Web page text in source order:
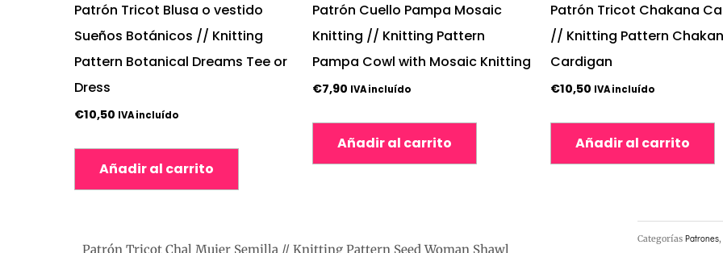
Patrón Tricot Blusa o vestido
Sueños Botánicos // Knitting
Pattern Botanical Dreams Tee or
Dress
€10,50 IVA incluído
Añadir al carrito
Patrón Cuello Pampa Mosaic
Knitting // Knitting Pattern
Pampa Cowl with Mosaic Knitting
€7,90 IVA incluído
Añadir al carrito
Patrón Tricot Chakana
// Knitting Pattern
Cardigan
€10,50 IVA incluído
Añadir al carrito
Patrón Tricot Chal Mujer Semilla // Knitting Pattern Seed Woman Shawl
Categorías Patrones,